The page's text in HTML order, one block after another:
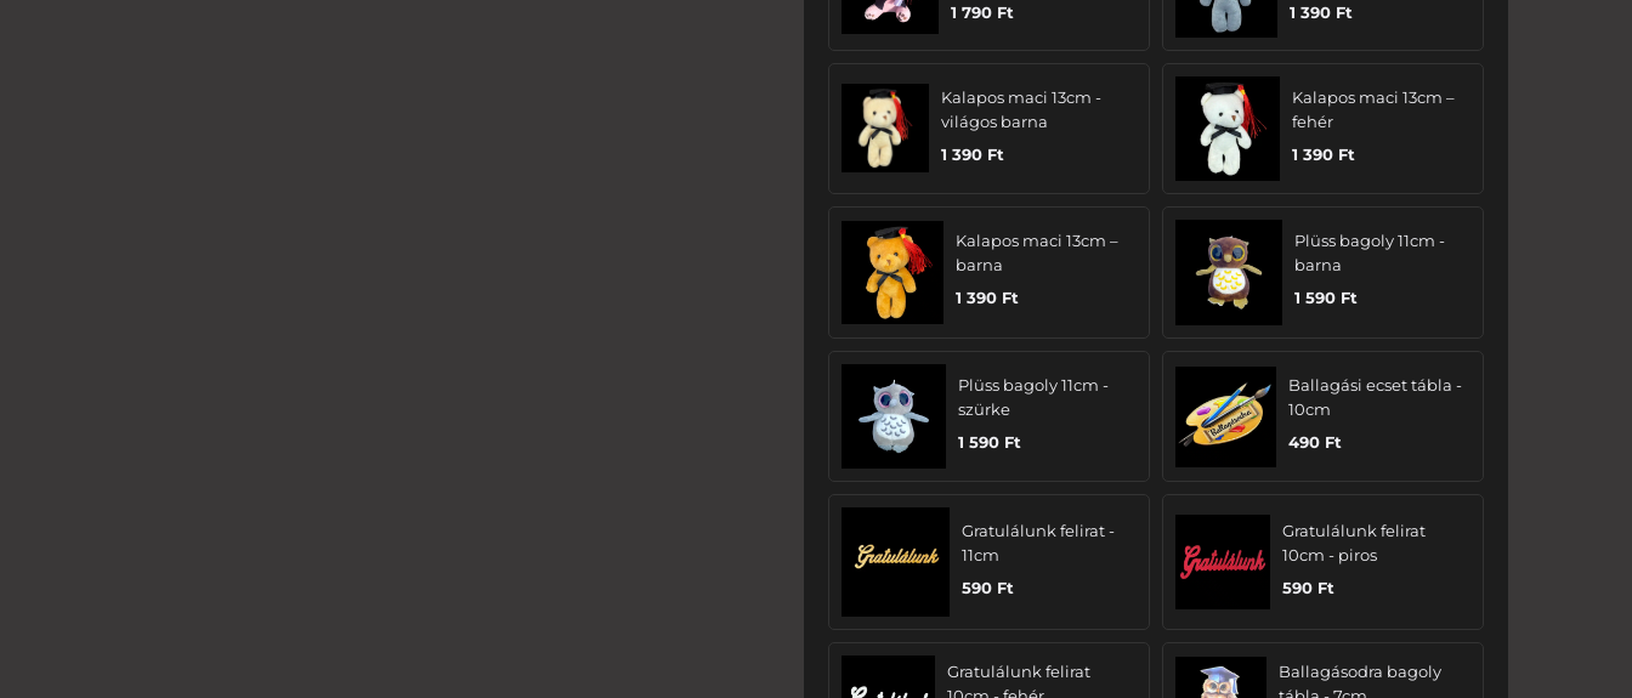
1 790 Ft
1 390 Ft
Kalapos maci 13cm -
világos barna
1 390 Ft
Kalapos maci 13cm –
fehér
1 390 Ft
Kalapos maci 13cm –
barna
1 390 Ft
Plüss bagoly 11cm -
barna
1 590 Ft
Plüss bagoly 11cm -
szürke
1 590 Ft
Ballagási ecset tábla -
10cm
490 Ft
Gratulálunk felirat -
11cm
590 Ft
Gratulálunk felirat
10cm - piros
590 Ft
Gratulálunk felirat
Ballagásodra bagoly